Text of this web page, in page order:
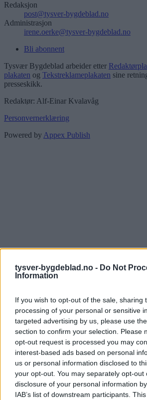
tysver-bygdeblad.no - Do Not
Information
If you wish to opt-out of the sale, sharing
processing of your personal or sensitive
targeted advertising by us, please use
section to confirm your selection. Please
opt-out request is processed you may
interest-based ads based on personal
us or personal information disclosed to
your opt-out. You may separately opt-out
disclosure of your personal information
IAB’s list of downstream participants.
Redaksjon
post@tysver-bygdeblad.no
Administrasjon
irene.oerke@tysver-bygdeblad.no
Bli abonnent
Tysvær Bygdeblad arbeider etter
plakaten og Tekstreklameplakaten sine
presseskikk.
Redaktør: Alf-Einar Kvalavåg
Personvernerklæring
Powered byAppex Publish